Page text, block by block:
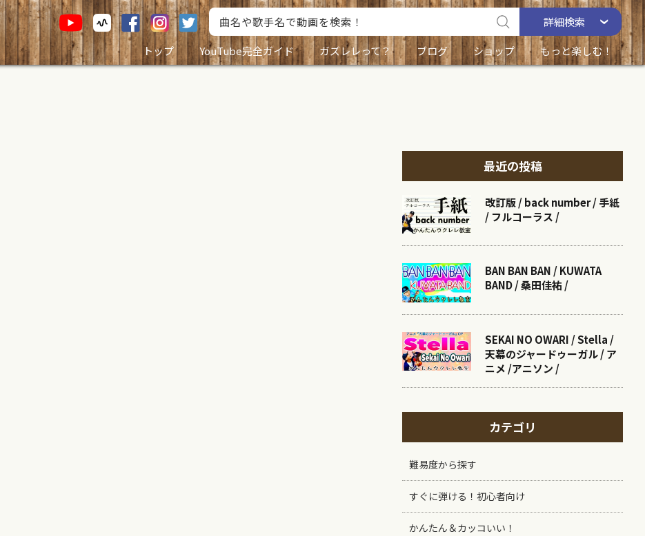
詳細検索
トップ
YouTube完全ガイド ガズレレって？ ブログ ショップ もっと楽しむ！
最近の投稿
改訂版 / back number / 手紙
/ フルコーラス /
BAN BAN BAN / KUWATA
BAND / 桑田佳祐 /
SEKAI NO OWARI / Stella /
天幕のジャードゥーガル / ア
ニメ /アニソン /
カテゴリ
難易度から探す
すぐに弾ける！初心者向け
かんたん＆カッコいい！